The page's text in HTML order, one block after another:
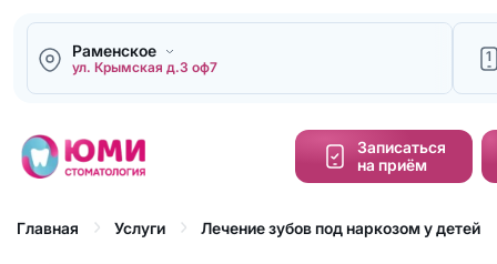
Раменское
ул. Крымская д.3 оф7
1
Записаться
на приём
Главная Услуги Лечение зубов под наркозом у детей